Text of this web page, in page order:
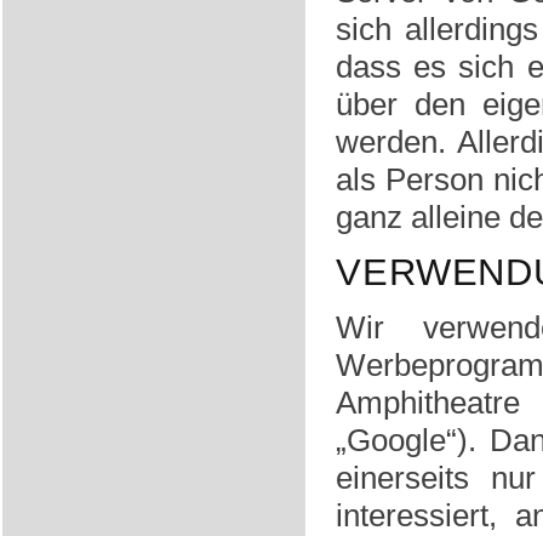
sich
dass es sich
über den
werden.
als Person
ganz alleine
Wir
„Google“).
einerseits
interessiert,